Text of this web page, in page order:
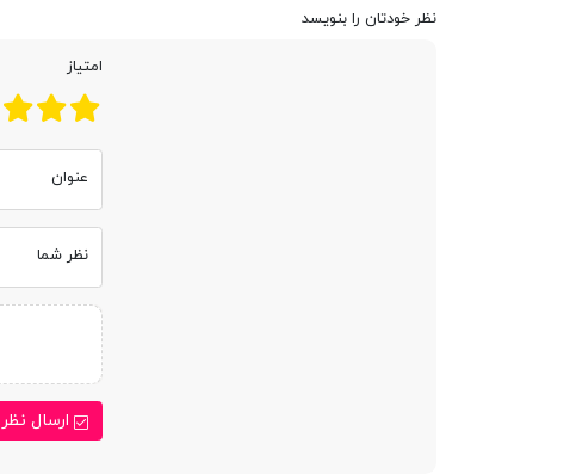
نظر خودتان را بنویسد
امتیاز
عنوان
نظر شما
ارسال نظر